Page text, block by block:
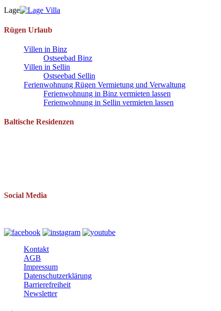
Lage
Rügen Urlaub
Villen in Binz
Ostseebad Binz
Villen in Sellin
Ostseebad Sellin
Ferienwohnung Rügen Vermietung und Verwaltung
Ferienwohnung in Binz vermieten lassen
Ferienwohnung in Sellin vermieten lassen
Baltische Residenzen
Social Media
Kontakt
AGB
Impressum
Datenschutzerklärung
Barrierefreiheit
Newsletter